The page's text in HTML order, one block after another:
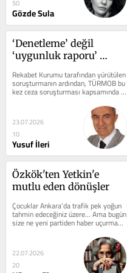
50
Gözde Sula
‘Denetleme’ değil
‘uygunluk raporu’
Rekabet Kurumu tarafından yürütülen
soruşturmanın ardından, TÜRMOB bu
kez ceza soruşturması kapsamında
gündeme gelmiştir. TÜRMOB'un...
23.07.2026
10
Yusuf İleri
Özkök'ten Yetkin'e
mutlu eden dönüşler
Çocuklar Ankara’da trafik pek yoğun
tahmin edeceğiniz üzere… Ama bugün
size ne yeni partiden haber uçurmaya
ne de AK Parti kulislerinden...
22.07.2026
20